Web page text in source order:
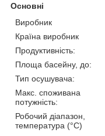
Основні
Виробник
Країна виробник
Продуктивність:
Площа басейну, до:
Тип осушувача:
Макс. споживана
потужність:
Робочий діапазон,
температура (°С)